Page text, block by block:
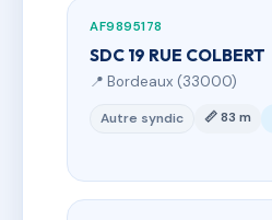
AF9895178
SDC 19 RUE COLBERT
📍 Bordeaux (33000)
Autre syndic 📏 83 m